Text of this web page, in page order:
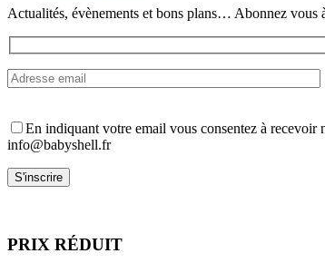
page
du
produit
Actualités, évènements et bons plans… Abonnez vous
En indiquant votre email vous consentez à recevoir
info@babyshell.fr
PRIX RÉDUIT